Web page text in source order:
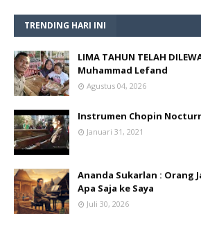
TRENDING HARI INI
LIMA TAHUN TELAH
Muhammad Lefand
Agustus 04, 2026
Instrumen Chopin
Januari 31, 2021
Ananda Sukarlan : Orang
Apa Saja ke Saya
Juli 30, 2026